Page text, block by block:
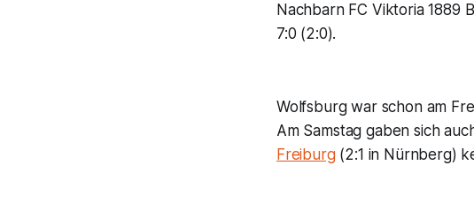
Nachbarn FC Viktoria 1889
7:0 (2:0).
Wolfsburg war schon am
Am Samstag gaben sich
Freiburg(2:1 in Nürnberg)